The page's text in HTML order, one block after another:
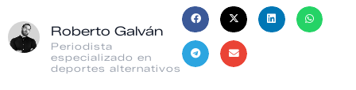
Roberto Galván
Periodista
especializado en
deportes alternativos